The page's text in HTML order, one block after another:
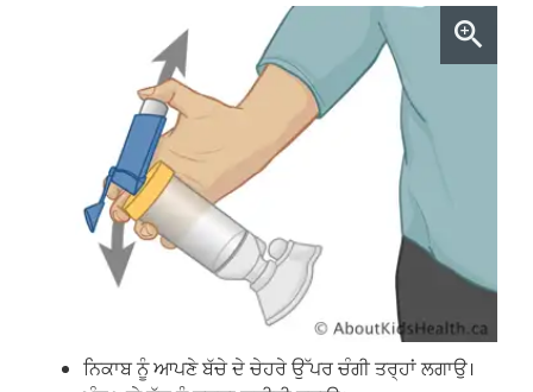
ਨਿਕਾਬ ਨੂੰ ਆਪਣੇ ਬੱਚੇ ਦੇ ਚੇਹਰੇ ਉੱਪਰ ਚੰਗੀ ਤਰ੍ਹਾਂ ਲਗਾਉ।